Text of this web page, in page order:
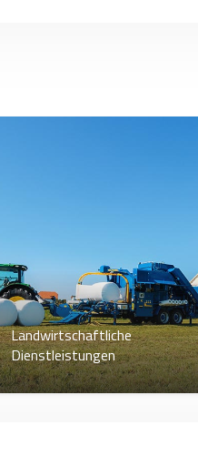
Landwirtschaftliche
Dienstleistungen